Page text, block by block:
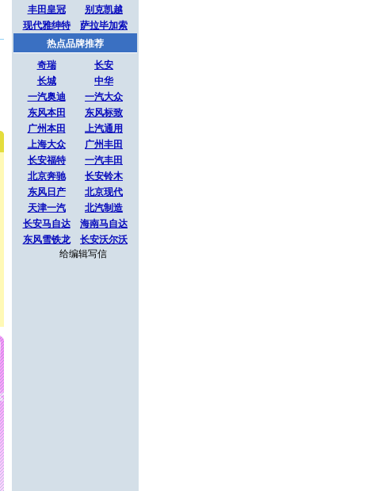
丰田皇冠
别克凯越
现代雅绅特
萨拉毕加索
热点品牌推荐
奇瑞
长安
长城
中华
一汽奥迪
一汽大众
东风本田
东风标致
广州本田
上汽通用
上海大众
广州丰田
长安福特
一汽丰田
北京奔驰
长安铃木
东风日产
北京现代
天津一汽
北汽制造
长安马自达
海南马自达
东风雪铁龙
长安沃尔沃
给编辑写信